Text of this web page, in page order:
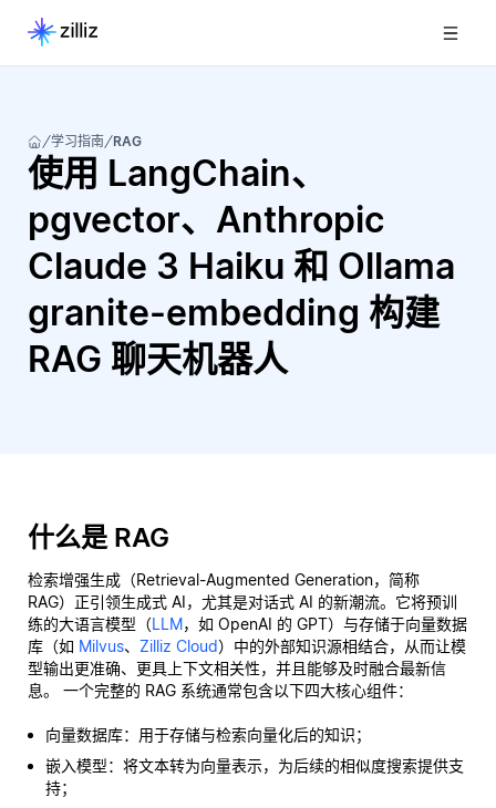
学习指南 RAG
使用 LangChain、
pgvector、Anthropic
Claude 3 Haiku 和 Ollama
granite-embedding 构建
RAG 聊天机器人
什么是 RAG
检索增强生成（Retrieval-Augmented Generation，简称
RAG）正引领生成式 AI，尤其是对话式 AI 的新潮流。它将预训
练的大语言模型（LLM，如 OpenAI 的 GPT）与存储于向量数据
库（如 Milvus、 Zilliz Cloud）中的外部知识源相结合，从而让模
型输出更准确、更具上下文相关性，并且能够及时融合最新信
息。 一个完整的 RAG 系统通常包含以下四大核心组件：
向量数据库：用于存储与检索向量化后的知识；
嵌入模型：将文本转为向量表示，为后续的相似度搜索提供支
持；